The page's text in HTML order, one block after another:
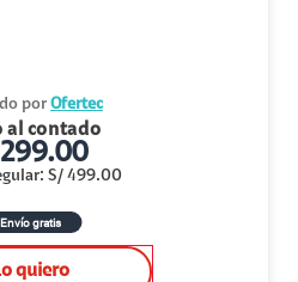
por Ofertec
al contado
299.00
: S/ 499.00
Envío gratis
quiero